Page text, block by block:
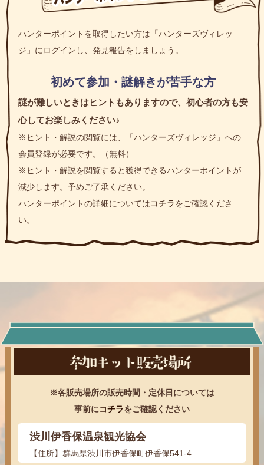
ハンターポイントを取得したい方は「ハンターズヴィレッ
ジ」にログインし、発見報告をしましょう。
初めて参加・謎解きが苦手な方
謎が難しいときはヒントもありますので、初心者の方も安
心してお楽しみください♪
※ヒント・解説の閲覧には、「ハンターズヴィレッジ」への
会員登録が必要です。（無料）
※ヒント・解説を閲覧すると獲得できるハンターポイントが
減少します。予めご了承ください。
ハンターポイントの詳細についてはコチラをご確認くださ
い。
※各販売場所の販売時間・定休日については
事前にコチラをご確認ください
渋川伊香保温泉観光協会
【住所】群馬県渋川市伊香保町伊香保541-4